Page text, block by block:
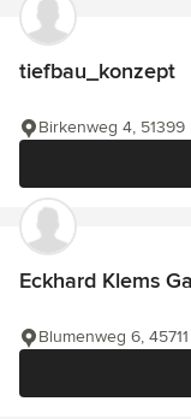
tiefbau_konzept
Birkenweg 4, 51399
Eckhard Klems
Blumenweg 6,